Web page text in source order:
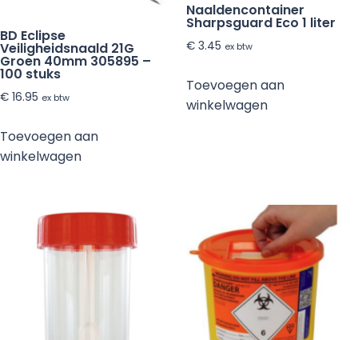
BD Eclipse
Veiligheidsnaald 21G
Groen 40mm 305895 –
100 stuks
€ 16.95 ex btw
Toevoegen aan
winkelwagen
Naaldencontainer
Sharpsguard Eco 1 liter
€3.45 ex btw
Toevoegen aan
winkelwagen